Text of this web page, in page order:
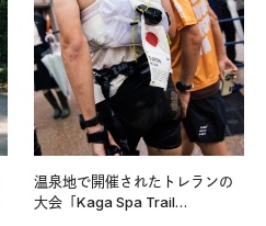
温泉地で開催されたトレランの
大会「Kaga Spa Trail